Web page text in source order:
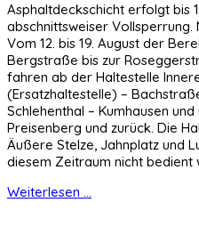
Asphaltdeckschicht erfolgt bis
abschnittsweiser Vollsperrung.
Vom 12. bis 19. August der
Bergstraße bis zur
fahren ab der Haltestelle
(Ersatzhaltestelle) –
Schlehenthal – Kumhausen
Preisenberg und zurück. Die
Äußere Stelze, Jahnplatz und
diesem Zeitraum nicht bedient
Weiterlesen ...